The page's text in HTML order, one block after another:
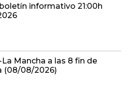
informativo 21:00h
Mancha a las 8 fin de
(08/08/2026)